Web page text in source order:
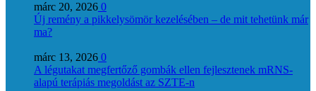
márc 20, 2026 0
Új remény a pikkelysömör kezelésében – de mit tehetünk már
ma?
márc 13, 2026 0
A légutakat megfertőző gombák ellen fejlesztenek mRNS-
alapú terápiás megoldást az SZTE-n